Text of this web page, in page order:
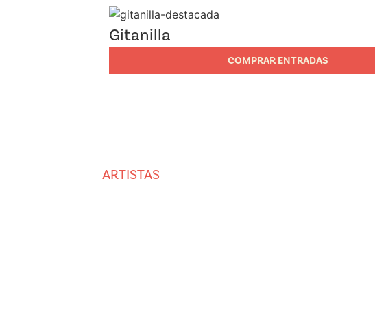
Gitanilla
COMPRAR ENTRADAS
ARTISTAS